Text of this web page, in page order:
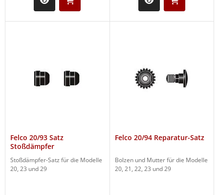
Felco 20/93 Satz
Stoßdämpfer
Stoßdämpfer-Satz für die Modelle
20, 23 und 29
Felco 20/94 Reparatur-Satz
Bolzen und Mutter für die Modelle
20, 21, 22, 23 und 29